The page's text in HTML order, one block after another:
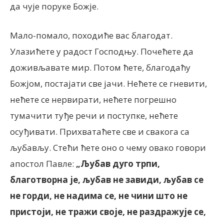
да чује поруке Божје.
Мало-помало, походиће вас благодат.
Улазићете у радост Господњу. Почећете да
доживљавате мир. Потом ћете, благодаћу
Божјом, постајати све јачи. Нећете се гневити,
нећете се нервирати, нећете погрешно
тумачити туђе речи и поступке, нећете
осуђивати. Прихватаћете све и свакога са
љубављу. Стећи ћете оно о чему овако говори
апостол Павле: „Љубав дуго трпи,
благотворна је, љубав не завиди, љубав се
не горди, не надима се, не чини што не
пристоји, не тражи своје, не раздражује се,